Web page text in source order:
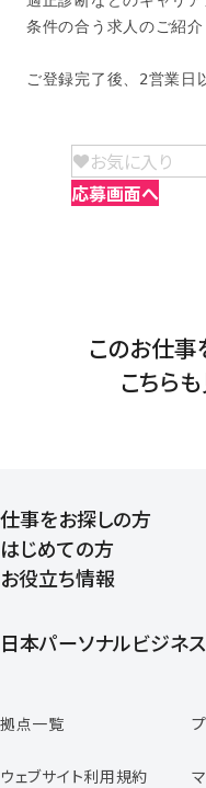
条件の合う求人のご紹
ご登録完了後、2営業日
お気に入り
応募画面へ
このお仕
こちら
仕事をお探しの方
はじめての方
登録から就業開始までの
お役立ち情報
日本パーソナルビジネ
スタッフの声
専任コンサルタントの声
拠点一覧
ウェブサイト利用規約